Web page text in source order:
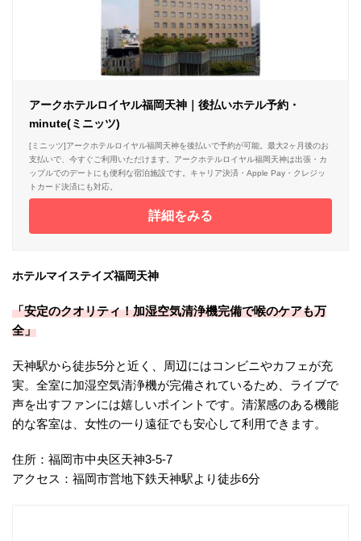
アークホテルロイヤル福岡天神｜後払いホテル予約・
minute(ミニッツ)
[ミニッツ]アークホテルロイヤル福岡天神を後払いで予約が可能。最大2ヶ月後のお
支払いで、今すぐご利用いただけます。アークホテルロイヤル福岡天神は出張・カ
ップルでのデートにも便利な宿泊施設です。キャリア決済・Apple Pay・クレジッ
トカード決済にも対応。
詳細をみる
ホテルマイステイズ福岡天神
「安定のクオリティ！加湿空気清浄機完備で喉のケアも万
全」
天神駅から徒歩5分と近く、周辺にはコンビニやカフェが充
実。全室に加湿空気清浄機が完備されているため、ライブで
声を出すファンには嬉しいポイントです。清潔感のある機能
的な客室は、女性の一り遠征でも安心して利用できます。
住所：福岡市中央区天神3-5-7
アクセス：福岡市営地下鉄天神駅より徒歩6分